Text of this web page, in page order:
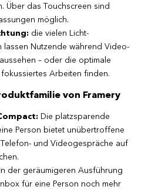
Über das Touchscreen sind
möglich.
die vielen Licht-
lassen Nutzende während Video-
– oder die optimale
Arbeiten finden.
von Framery
Die platzsparende
Person bietet unübertroffene
und Videogespräche auf
In der geräumigeren Ausführung
für eine Person noch mehr